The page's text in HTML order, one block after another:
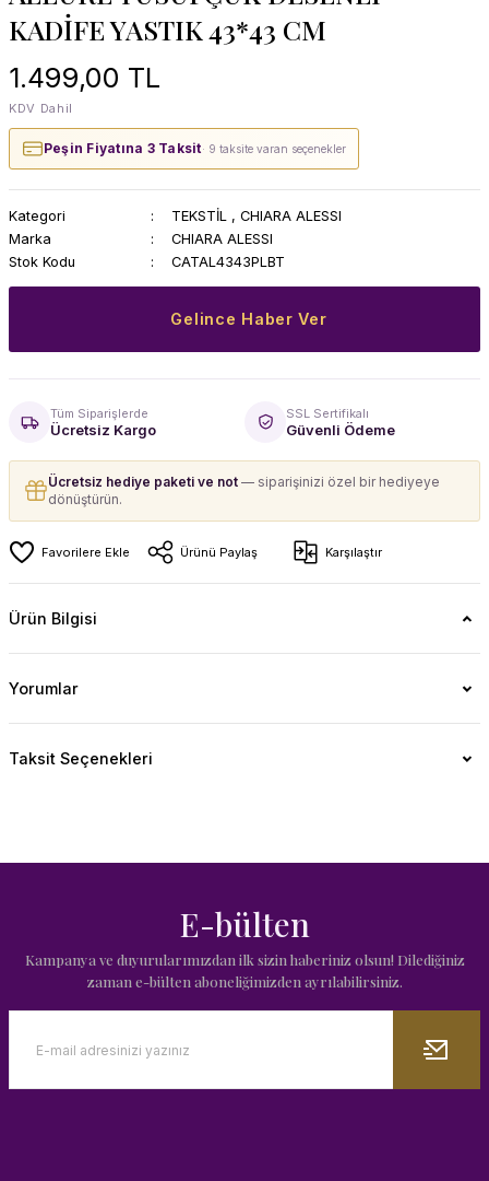
KADİFE YASTIK 43*43 CM
1.499,00 TL
KDV Dahil
Peşin Fiyatına 3 Taksit· 9 taksite varan seçenekler
Kategori TEKSTİL , CHIARA ALESSI
Marka
CHIARA ALESSI
Stok Kodu
CATAL4343PLBT
Gelince Haber Ver
Tüm Siparişlerde
Ücretsiz Kargo
SSL Sertifikalı
Güvenli Ödeme
Ücretsiz hediye paketi ve not — siparişinizi özel bir hediyeye
dönüştürün.
Ürünü Paylaş Karşılaştır
Ürün Bilgisi
Yorumlar
Taksit Seçenekleri
E-bülten
Kampanya ve duyurularımızdan ilk sizin haberiniz olsun! Dilediğiniz
zaman e-bülten aboneliğimizden ayrılabilirsiniz.